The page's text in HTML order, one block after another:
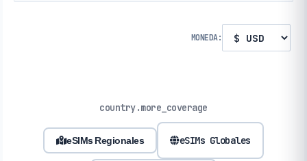
MONEDA:
country.more_coverage
eSIMs Regionales eSIMs Globales